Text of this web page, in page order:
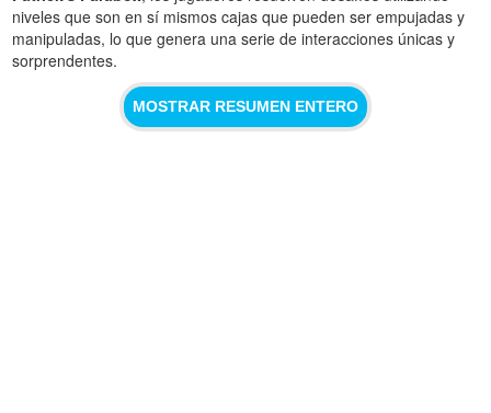
niveles que son en sí mismos cajas que pueden ser empujadas y
manipuladas, lo que genera una serie de interacciones únicas y
sorprendentes.
MOSTRAR RESUMEN ENTERO